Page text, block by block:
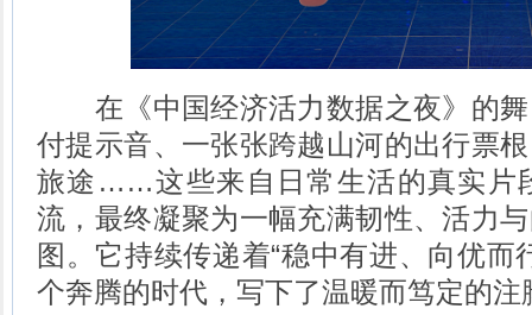
在《中国经济活力数据之夜》的舞
付提示音、一张张跨越山河的出行票
旅途……这些来自日常生活的真实片
流，最终凝聚为一幅充满韧性、活力
图。它持续传递着“稳中有进、向优而
个奔腾的时代，写下了温暖而笃定的注